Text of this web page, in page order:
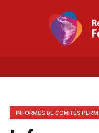
INFORMES DE COMITÉS